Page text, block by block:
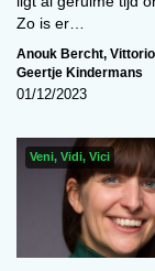
Zo is er…
Anouk Bercht,
Geertje Kindermans
01/12/2023
Veni, Vidi, Vici